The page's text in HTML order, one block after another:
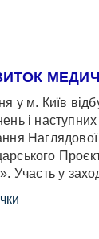
у м. Київ
і
Участь у